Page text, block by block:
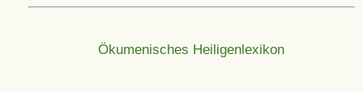
Ökumenisches Heiligenlexikon